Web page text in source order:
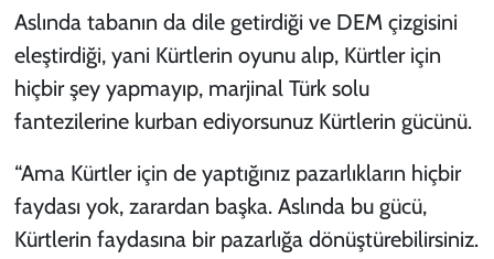
Aslında tabanın da dile getirdiği ve DEM çizgisini
eleştirdiği, yani Kürtlerin oyunu alıp, Kürtler için
hiçbir şey yapmayıp, marjinal Türk solu
fantezilerine kurban ediyorsunuz Kürtlerin gücünü.
“Ama Kürtler için de yaptığınız pazarlıkların hiçbir
faydası yok, zarardan başka. Aslında bu gücü,
Kürtlerin faydasına bir pazarlığa dönüştürebilirsiniz.